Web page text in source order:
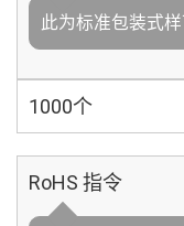
此为标准包装式样
1000个
RoHS 指令